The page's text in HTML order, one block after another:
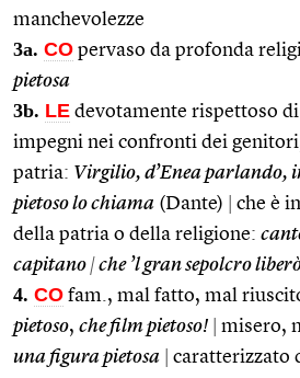
manchevolezze
3a. CO pervaso da profonda
pietosa
3b. LE devotamente rispettoso
impegni nei confronti dei
patria: Virgilio, d’Enea parlando,
pietoso lo chiama (Dante)
che è
della patria o della religione:
capitano |che ’l gran sepolcro
4. CO fam., mal fatto, mal
pietoso, che film pietoso! misero,
una figura pietosa
caratterizzato